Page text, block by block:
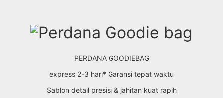
PERDANA GOODIEBAG
express 2-3 hari* Garansi tepat waktu
Sablon detail presisi & jahitan kuat rapih